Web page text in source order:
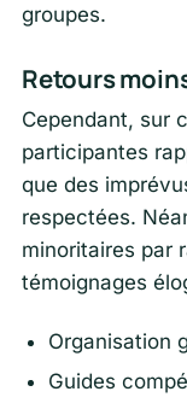
groupes.
Retours
Cependant, sur
participantes
que des
respectées.
minoritaires par
témoignages
Organisation
Guides